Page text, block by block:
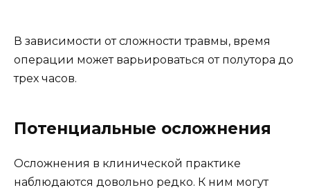
В зависимости от сложности травмы, время
операции может варьироваться от полутора до
трех часов.
Потенциальные осложнения
Осложнения в клинической практике
наблюдаются довольно редко. К ним могут